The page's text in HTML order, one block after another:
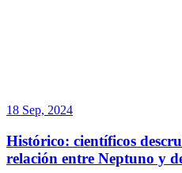
18 Sep, 2024
Histórico: científicos
relación entre Neptuno y